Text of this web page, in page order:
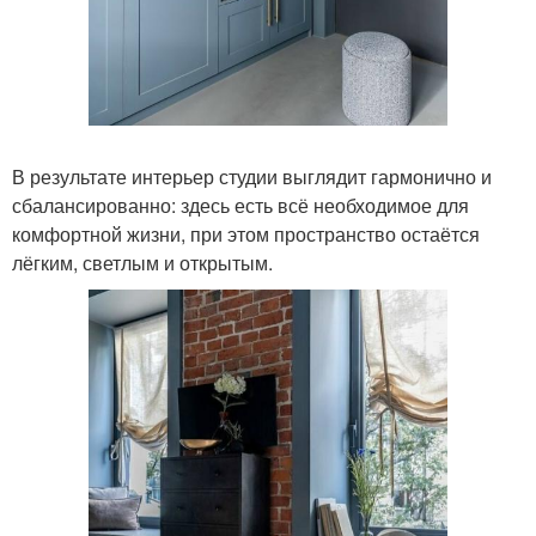
В результате интерьер студии выглядит гармонично и
сбалансированно: здесь есть всё необходимое для
комфортной жизни, при этом пространство остаётся
лёгким, светлым и открытым.